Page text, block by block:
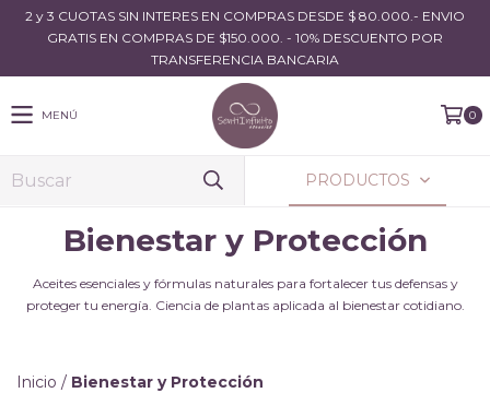
2 y 3 CUOTAS SIN INTERES EN COMPRAS DESDE $ 80.000.- ENVIO
GRATIS EN COMPRAS DE $150.000. - 10% DESCUENTO POR
TRANSFERENCIA BANCARIA
MENÚ 0
PRODUCTOS
Bienestar y Protección
Aceites esenciales y fórmulas naturales para fortalecer tus defensas y
proteger tu energía. Ciencia de plantas aplicada al bienestar cotidiano.
Inicio / Bienestar y Protección